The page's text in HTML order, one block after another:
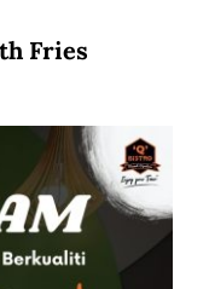
Fries